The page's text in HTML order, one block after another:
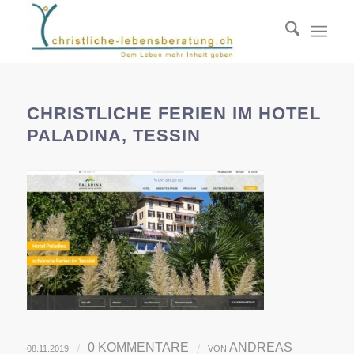
CHRISTLICHE FERIEN IM HOTEL
PALADINA, TESSIN
08.11.2019 / 0 KOMMENTARE / VON ANDREAS